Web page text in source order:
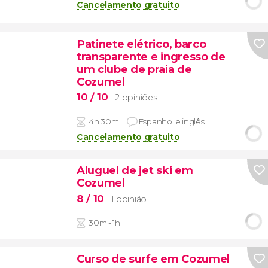
Cancelamento gratuito
Patinete elétrico, barco
transparente e ingresso de
um clube de praia de
Cozumel
10 / 10 2 opiniões
4h 30m Espanhol e inglês
Cancelamento gratuito
Aluguel de jet ski em
Cozumel
8/ 10 1 opinião
30m - 1h
Curso de surfe em Cozumel